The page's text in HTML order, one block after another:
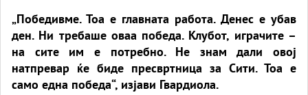
„Победивме. Тоа е главната работа. Денес е убав
ден. Ни требаше оваа победа. Клубот, играчите –
на сите им е потребно. Не знам дали овој
натпревар ќе биде пресвртница за Сити. Тоа е
само една победа“, изјави Гвардиола.